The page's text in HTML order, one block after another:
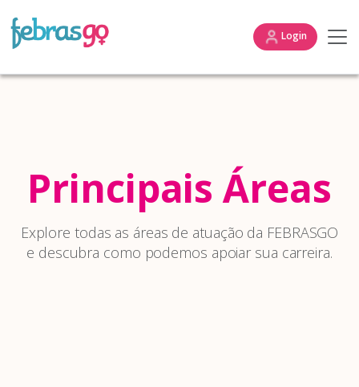
Login
Principais Áreas
Explore todas as áreas de atuação da FEBRASGO
e descubra como podemos apoiar sua carreira.